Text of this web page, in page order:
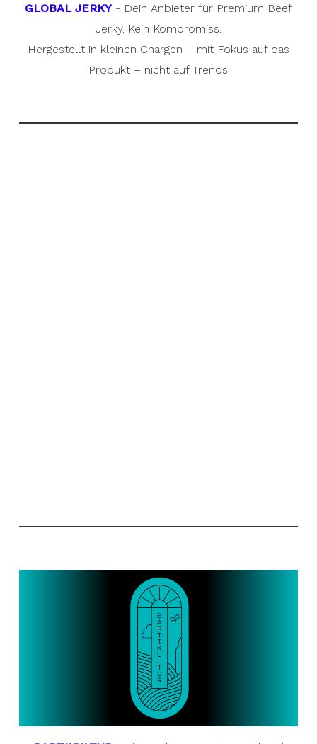
GLOBAL JERKY- Dein Anbieter für Premium Beef
Jerky. Kein Kompromiss.
Hergestellt in kleinen Chargen – mit Fokus auf das
Produkt – nicht auf Trends